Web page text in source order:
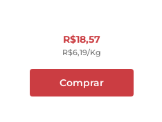
R$18,57
R$6,19/kg
Comprar